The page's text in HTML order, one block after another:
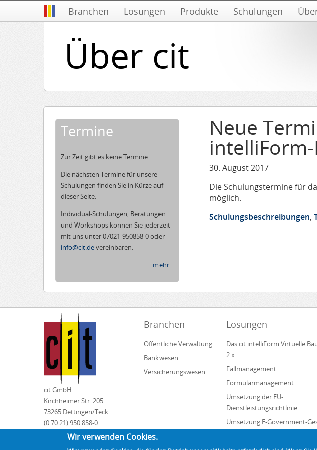
Branchen Lösungen Produkte Schulungen
Über cit
Termine
Zur Zeit gibt es keine Termine.
Die nächsten Termine für unsere
Schulungen finden Sie in Kürze auf
dieser Seite.
Individual-Schulungen, Beratungen
und Workshops können Sie jederzeit
mit uns unter 07021-950858-0 oder
info@cit.devereinbaren.
mehr...
Neue
30. August 2017
Die Schulungstermine für
möglich.
Schulungsbeschreibungen,
cit GmbH
Kirchheimer Str. 205
73265 Dettingen/Teck
(0 70 21) 950 858-0
info@cit.de
Branchen
Öffentliche Verwaltung
Bankwesen
Versicherungswesen
Lösungen
Das cit intelliForm Virtuelle
2.x
Fallmanagement
Formularmanagement
Umsetzung der EU-
Dienstleistungsrichtlinie
Umsetzung E-Government-
Wir verwenden Cookies.